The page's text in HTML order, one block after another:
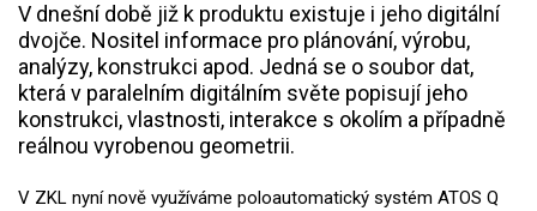
V dnešní době již k produktu existuje i jeho digitální
dvojče. Nositel informace pro plánování, výrobu,
analýzy, konstrukci apod. Jedná se o soubor dat,
která v paralelním digitálním světe popisují jeho
konstrukci, vlastnosti, interakce s okolím a případně
reálnou vyrobenou geometrii.
V ZKL nyní nově využíváme poloautomatický systém ATOS Q